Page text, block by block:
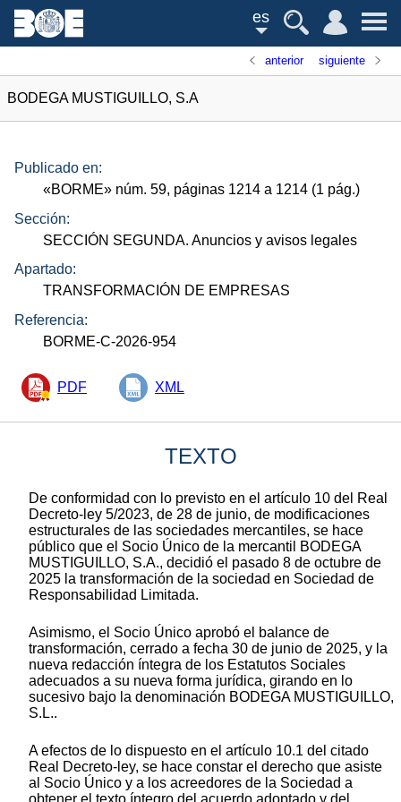
es
anterior siguiente
BODEGA MUSTIGUILLO, S.A
Publicado en:
«BORME» núm. 59, páginas 1214 a 1214 (1 pág.)
Sección:
SECCIÓN SEGUNDA. Anuncios y avisos legales
Apartado:
TRANSFORMACIÓN DE EMPRESAS
Referencia:
BORME-C-2026-954
PDF XML
TEXTO
De conformidad con lo previsto en el artículo 10 del Real
Decreto-ley 5/2023, de 28 de junio, de modificaciones
estructurales de las sociedades mercantiles, se hace
público que el Socio Único de la mercantil BODEGA
MUSTIGUILLO, S.A., decidió el pasado 8 de octubre de
2025 la transformación de la sociedad en Sociedad de
Responsabilidad Limitada.
Asimismo, el Socio Único aprobó el balance de
transformación, cerrado a fecha 30 de junio de 2025, y la
nueva redacción íntegra de los Estatutos Sociales
adecuados a su nueva forma jurídica, girando en lo
sucesivo bajo la denominación BODEGA MUSTIGUILLO,
S.L..
A efectos de lo dispuesto en el artículo 10.1 del citado
Real Decreto-ley, se hace constar el derecho que asiste
al Socio Único y a los acreedores de la Sociedad a
obtener el texto íntegro del acuerdo adoptado y del